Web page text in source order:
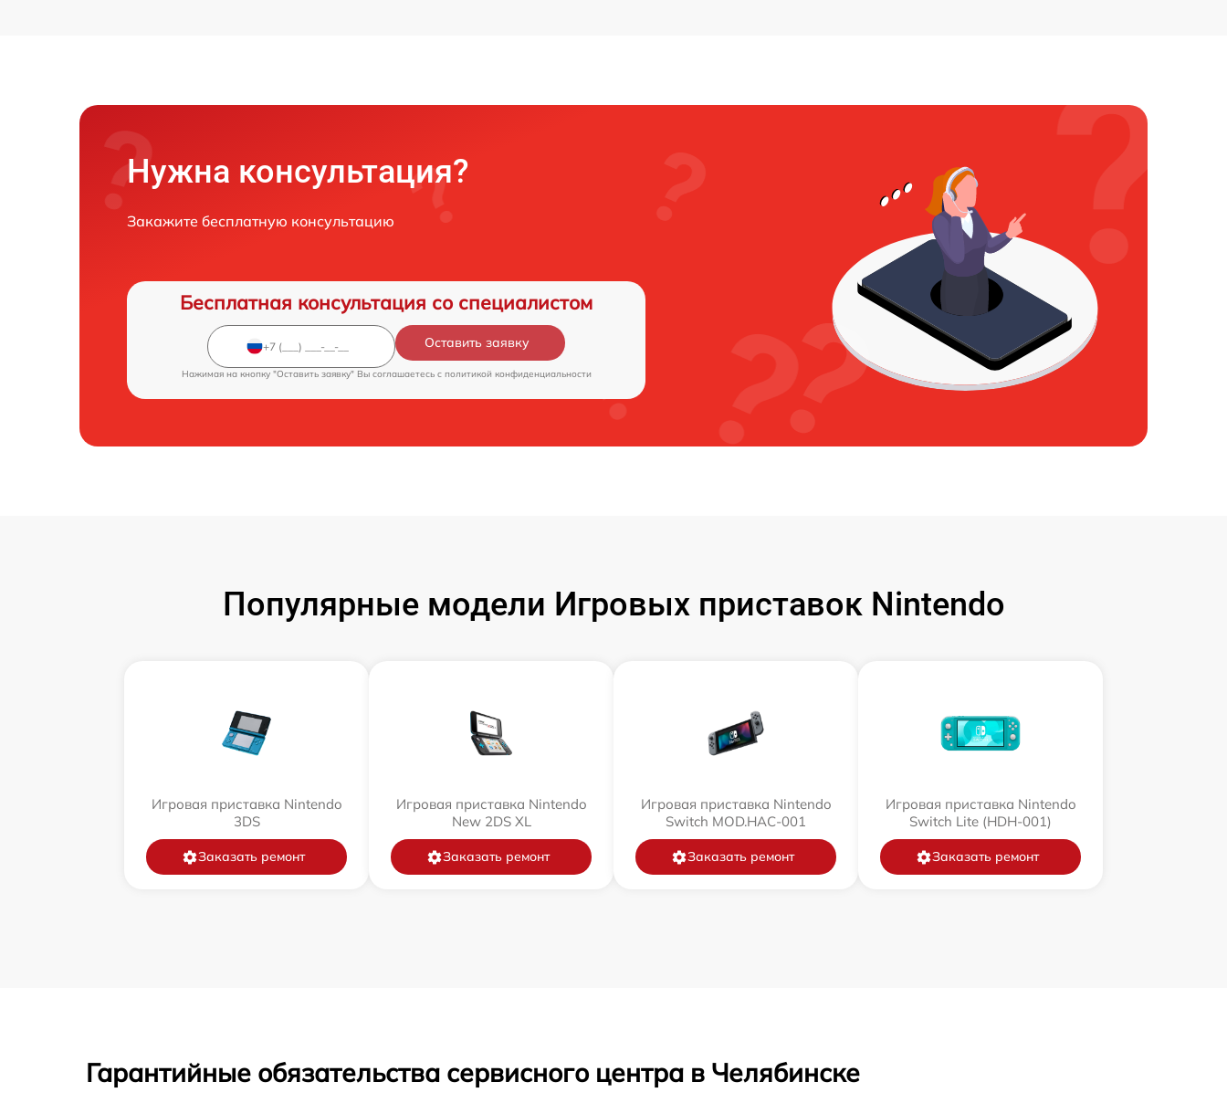
Нужна консультация?
Закажите бесплатную консультацию
Бесплатная консультация со специалистом
Оставить заявку
Нажимая на кнопку "Оставить заявку" Вы соглашаетесь c политикой конфиденциальности
Популярные модели Игровых приставок Nintendo
Игровая приставка Nintendo
3DS
Заказать ремонт
Игровая приставка Nintendo
New 2DS XL
Заказать ремонт
Игровая приставка Nintendo
Switch MOD.HAC-001
Заказать ремонт
Игровая приставка Nintendo
Switch Lite (HDH-001)
Заказать ремонт
Гарантийные обязательства сервисного центра в Челябинске